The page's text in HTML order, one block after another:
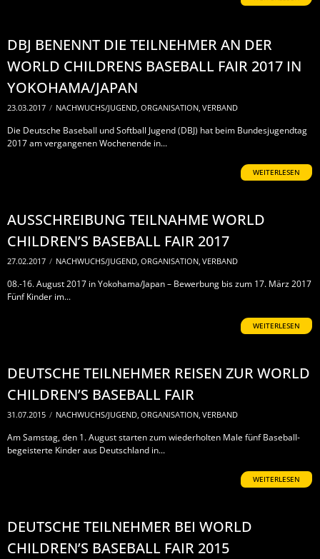
DBJ BENENNT DIE TEILNEHMER AN DER
WORLD CHILDRENS BASEBALL FAIR 2017 IN
YOKOHAMA/JAPAN
23.03.2017 / NACHWUCHS/JUGEND, ORGANISATION, VERBAND
Die Deutsche Baseball und Softball Jugend (DBJ) hat beim Bundesjugendtag
2017 am vergangenen Wochenende in...
WEITERLESEN
AUSSCHREIBUNG TEILNAHME WORLD
CHILDREN’S BASEBALL FAIR 2017
27.02.2017 / NACHWUCHS/JUGEND, ORGANISATION, VERBAND
08.-16. August 2017 in Yokohama/Japan – Bewerbung bis zum 17. März 2017
Fünf Kinder im...
WEITERLESEN
DEUTSCHE TEILNEHMER REISEN ZUR WORLD
CHILDREN’S BASEBALL FAIR
31.07.2015 / NACHWUCHS/JUGEND, ORGANISATION, VERBAND
Am Samstag, den 1. August starten zum wiederholten Male fünf Baseball-
begeisterte Kinder aus Deutschland in...
WEITERLESEN
DEUTSCHE TEILNEHMER BEI WORLD
CHILDREN’S BASEBALL FAIR 2015